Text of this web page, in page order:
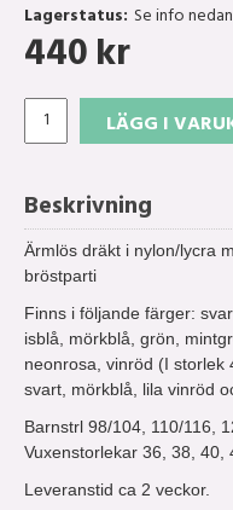
Lagerstatus: Se info nedan
440kr
LÄGG I
Beskrivning
Ärmlös dräkt i nylon/lycra
bröstparti
Finns i följande färger:
isblå, mörkblå, grön,
neonrosa, vinröd (I storlek
svart, mörkblå, lila vinröd
Barnstrl 98/104, 110/116,
Vuxenstorlekar 36, 38, 40,
Leveranstid ca 2 veckor.